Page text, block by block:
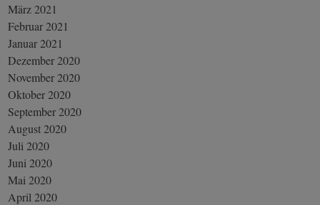
März 2021
Februar 2021
Januar 2021
Dezember 2020
November 2020
Oktober 2020
September 2020
August 2020
Juli 2020
Juni 2020
Mai 2020
April 2020